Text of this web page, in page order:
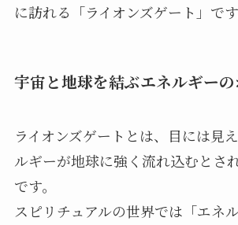
に訪れる「ライオンズゲート」です
宇宙と地球を結ぶエネルギー
ライオンズゲートとは、目には見
ルギーが地球に強く流れ込むとさ
です。
スピリチュアルの世界では「エネ